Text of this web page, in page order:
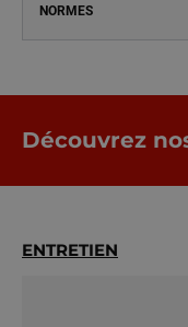
NORMES
Découvrez
ENTRETIEN